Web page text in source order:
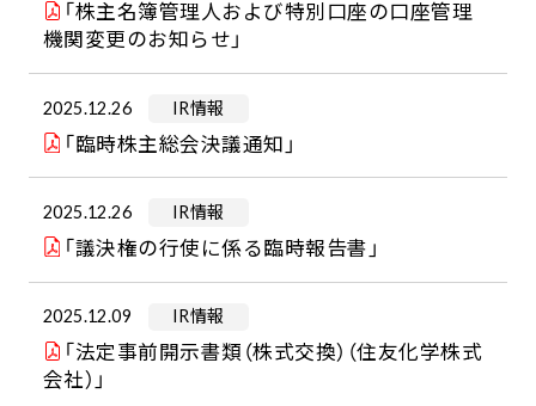
「株主名簿管理人および特別口座の口座管理
機関変更のお知らせ」
2025.12.26 IR情報
「臨時株主総会決議通知」
2025.12.26 IR情報
「議決権の行使に係る臨時報告書」
2025.12.09 IR情報
「法定事前開示書類（株式交換）（住友化学株式
会社）」